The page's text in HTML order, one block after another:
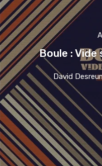
Boule : Vide
David